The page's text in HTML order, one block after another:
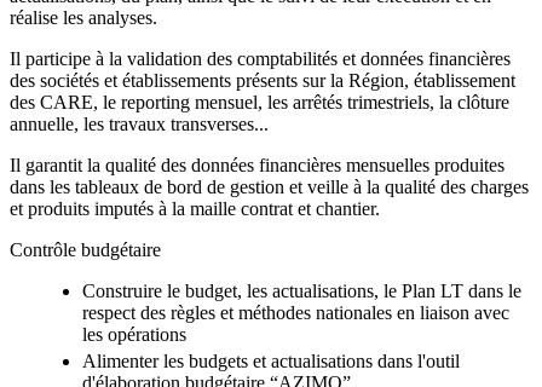
réalise les analyses.
Il participe à la validation des comptabilités et données financières
des sociétés et établissements présents sur la Région, établissement
des CARE, le reporting mensuel, les arrêtés trimestriels, la clôture
annuelle, les travaux transverses...
Il garantit la qualité des données financières mensuelles produites
dans les tableaux de bord de gestion et veille à la qualité des charges
et produits imputés à la maille contrat et chantier.
Contrôle budgétaire
Construire le budget, les actualisations, le Plan LT dans le
respect des règles et méthodes nationales en liaison avec
les opérations
Alimenter les budgets et actualisations dans l'outil
d'élaboration budgétaire “AZIMO”